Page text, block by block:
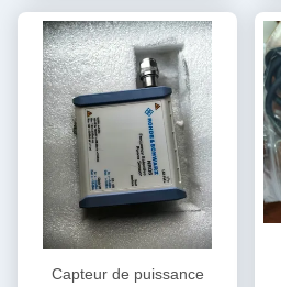
Capteur de puissance